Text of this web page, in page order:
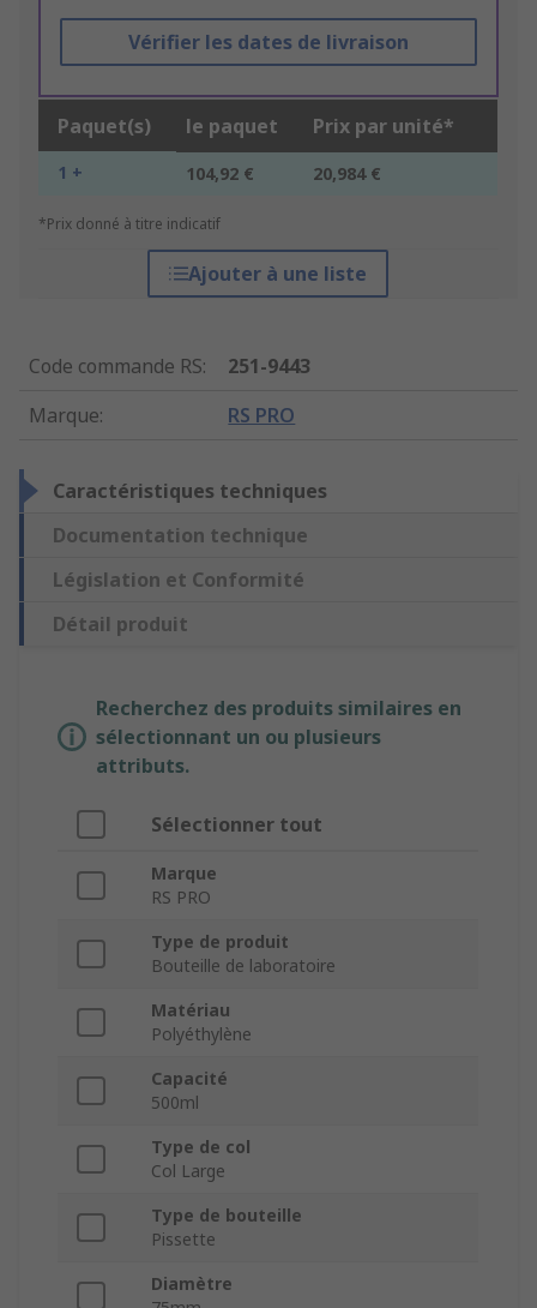
Vérifier les dates de livraison
Paquet(s) le paquet Prix par unité*
1 + 104,92 € 20,984 €
*Prix donné à titre indicatif
Ajouter à une liste
Code commande RS:
251-9443
Marque: RS PRO
Caractéristiques techniques
Documentation technique
Législation et Conformité
Détail produit
Recherchez des produits similaires en
sélectionnant un ou plusieurs
attributs.
Sélectionner tout
Marque
RS PRO
Type de produit
Bouteille de laboratoire
Matériau
Polyéthylène
Capacité
500ml
Type de col
Col Large
Type de bouteille
Pissette
Diamètre